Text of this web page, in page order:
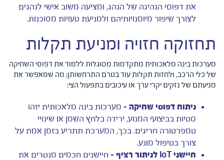
את דפוסי הנהיגה של הנהג, ומציעה משוב אישי לנהגים
לצורך שיפור מיומנויותיהם ולמניעת טעויות מסוכנות.
תחזוקה חזויה ומניעת תקלות
מערכות בינה מלאכותית מתקדמות מסוגלות ללמוד את דפוסי השחיקה
של כלי הרכב, ולחזות תקלות עוד בטרם התרחשותן; מה שמאפשר את
מניעתם של נזקים יקרי ערך או עיכובים בתפעול הצי:
ניתוח דפוסי שחיקה – מערכות בינה מלאכותית יזהו
סטיות בביצועי המנוע, ירידה בלחץ השמן או שינויי
טמפרטורה חריגים. בכך, המערכת תתריע בזמן אמת על
צורך בטיפול מונע.
חיישני IoT לניתור רציף – חיישנים חכמים מנטרים את